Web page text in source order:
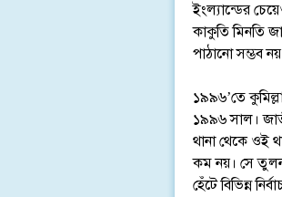
ইংল্যান্ডের
কাকুতি মিনতি
পাঠানো সম্ভব
১৯৯৬’তে
১৯৯৬ সাল।
থানা থেকে ওই
কম নয়। সে
হেঁটে বিভিন্ন